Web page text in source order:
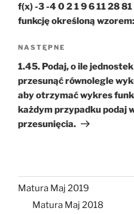
f(x) -3 -4 0 2 1 9 6 11 28
funkcję określoną wzorem:
Następny
wpis
NASTĘPNE
1.45. Podaj, o ile
przesunąć równolegle
aby otrzymać wykres
każdym przypadku podaj
przesunięcia.
Matura Maj 2019
Matura Maj 2018